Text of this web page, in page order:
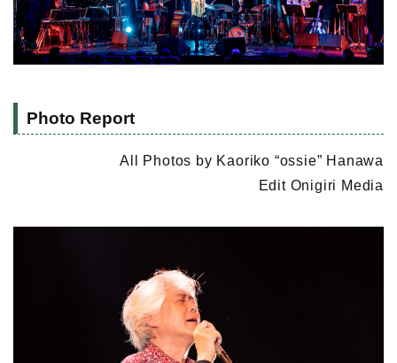
Photo Report
All Photos by Kaoriko “ossie” Hanawa
Edit Onigiri Media